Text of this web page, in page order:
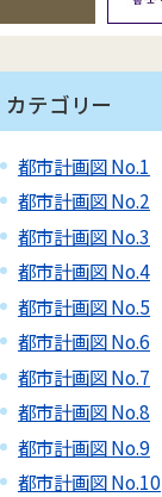
カテゴリー
都市計画図 No.1
都市計画図 No.2
都市計画図 No.3
都市計画図 No.4
都市計画図 No.5
都市計画図 No.6
都市計画図 No.7
都市計画図 No.8
都市計画図 No.9
都市計画図 No.10